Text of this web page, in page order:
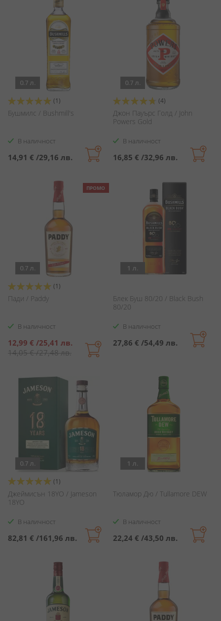
0.7 л.
Оценка:
100%
(1)
Бушмилс / Bushmill's
В наличност
14,91 € /29,16 лв.
0.7 л.
Оценка:
95%
(4)
Джон Пауърс Голд / John
Powers Gold
В наличност
16,85 € /32,96 лв.
ПРОМО
0.7 л.
Оценка:
100%
(1)
Пади / Paddy
В наличност
Специална
цена
12,99 € /25,41 лв.
14,05 €/27,48 лв.
1 л.
Блек Буш 80/20 / Black Bush
80/20
В наличност
27,86 € /54,49 лв.
0.7 л.
Оценка:
100%
(1)
Джеймисън 18YO / Jameson
18YO
В наличност
82,81 € /161,96 лв.
1 л.
Тюламор Дю / Tullamore DEW
В наличност
22,24 € /43,50 лв.